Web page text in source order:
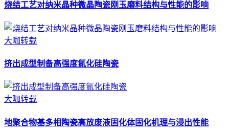
烧结工艺对纳米晶种微晶陶瓷刚玉磨料结构与性能的影响
大咖转载
挤出成型制备高强度氮化硅陶瓷
大咖转载
地聚合物基多相陶瓷高放废液固化体固化机理与浸出性能